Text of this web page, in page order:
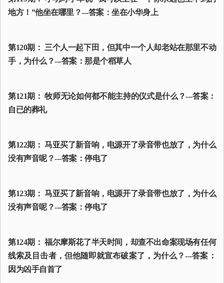
地方！”他坐在哪里？---答案：坐在小华身上
第120期： 三个人一起下田，但其中一个人却老站在那里不动
手，为什么？---答案：那是个稻草人
第121期： 牧师无论如何都不能主持的仪式是什么？---答案：
自已的葬礼
第122期： 马亚买了新音响，电源开了录音带也放了，为什么
没有声音呢？---答案：停电了
第123期： 马亚买了新音响，电源开了录音带也放了，为什么
没有声音呢？---答案：停电了
第124期： 福尔摩斯花了半天时间，却查不出命案现场有任何
线索及目击者，但他随即就宣布破案了，为什么？---答案：
因为凶手自首了